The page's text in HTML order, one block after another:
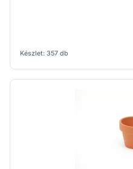
Készlet: 357 db